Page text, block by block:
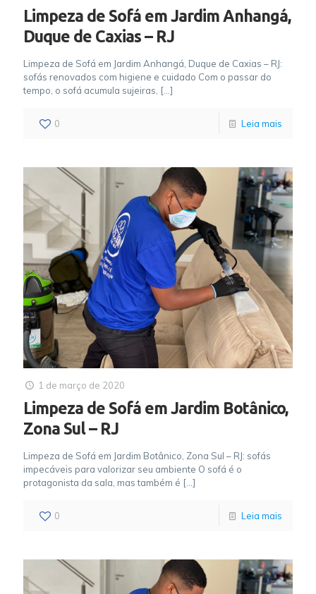
Limpeza de Sofá em Jardim Anhangá,
Duque de Caxias – RJ
Limpeza de Sofá em Jardim Anhangá, Duque de Caxias – RJ:
sofás renovados com higiene e cuidado Com o passar do
tempo, o sofá acumula sujeiras, […]
0 Leia mais
1 de março de 2020
Limpeza de Sofá em Jardim Botânico,
Zona Sul – RJ
Limpeza de Sofá em Jardim Botânico, Zona Sul – RJ: sofás
impecáveis para valorizar seu ambiente O sofá é o
protagonista da sala, mas também é […]
0 Leia mais